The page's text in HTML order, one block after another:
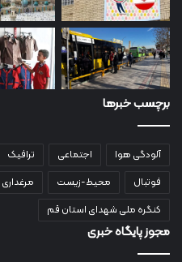
برچسب خبرها
آلودگی هوا اجتماعی ترافیک
فوتبال
محیط-زیست مرغداری
کنگره ملی شهدای استان قم
مجوز پایگاه خبری